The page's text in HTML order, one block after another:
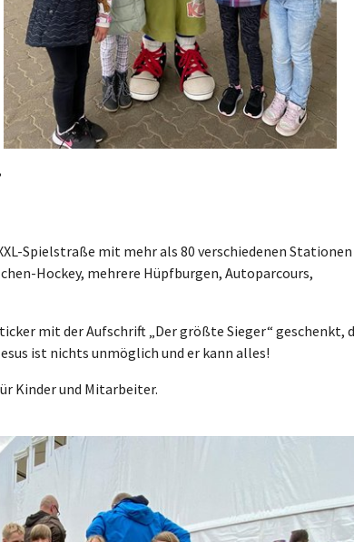
Spielstraße mit mehr als 80 verschiedenen Stationen
Hockey, mehrere Hüpfburgen, Autoparcours,
mit der Aufschrift „Der größte Sieger“ geschenkt,
ist nichts unmöglich und er kann alles!
Kinder und Mitarbeiter.